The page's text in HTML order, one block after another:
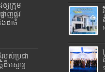
ឲ្យក្រុម
ាញផ្លូវ
ដាច់
បស់ប្រជា
អស្ចារ្យ